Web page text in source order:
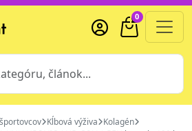
0
Kĺbová výživa Kolagén